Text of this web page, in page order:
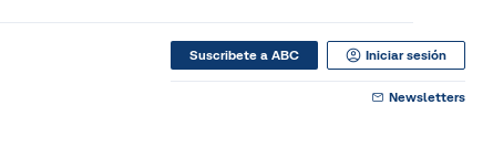
Suscribete a ABC Iniciar sesión
Newsletters